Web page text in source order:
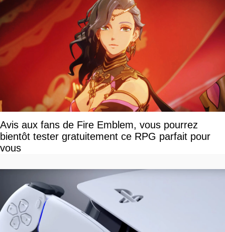
Avis aux fans de Fire Emblem, vous pourrez
bientôt tester gratuitement ce RPG parfait pour
vous